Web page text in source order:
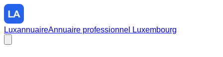
LuxannuaireAnnuaire professionnel Luxembourg